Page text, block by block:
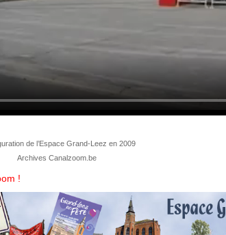
de l’Espace Grand-Leez en 2009
Archives Canalzoom.be
!